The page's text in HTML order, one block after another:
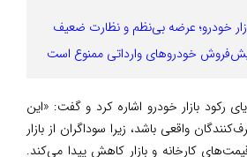
خودرو؛ عرضه بی‌نظم و نظارت ضعیف
خودروهای وارداتی ممنوع است
رکود بازار خودرو اشاره کرد و گفت: «این
واقعی باشد، زیرا سوداگران از بازار
کارخانه و بازار کاهش پیدا می‌کند.